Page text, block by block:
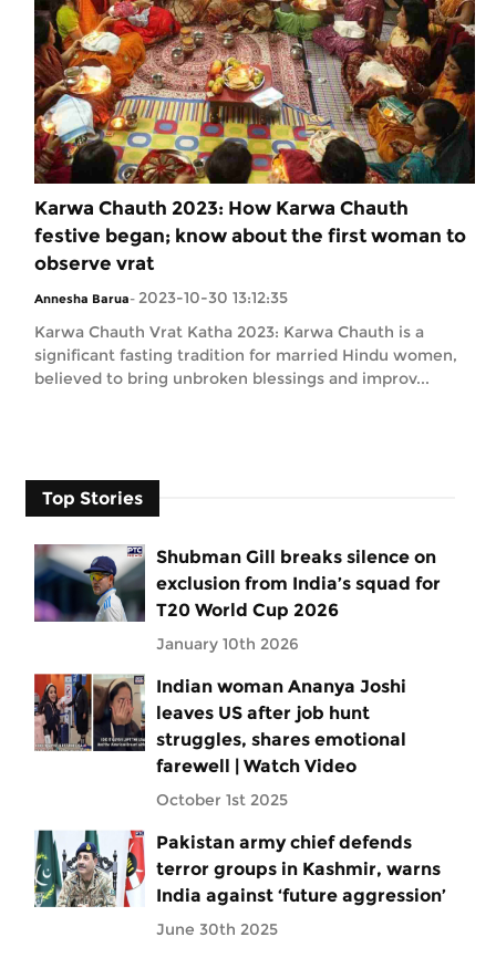
Karwa Chauth 2023: How Karwa Chauth
festive began; know about the first woman to
observe vrat
Annesha Barua- 2023-10-30 13:12:35
Karwa Chauth Vrat Katha 2023: Karwa Chauth is a
significant fasting tradition for married Hindu women,
believed to bring unbroken blessings and improv...
Top Stories
Shubman Gill breaks silence on
exclusion from India’s squad for
T20 World Cup 2026
January 10th 2026
Indian woman Ananya Joshi
leaves US after job hunt
struggles, shares emotional
farewell | Watch Video
October 1st 2025
Pakistan army chief defends
terror groups in Kashmir, warns
India against ‘future aggression’
June 30th 2025